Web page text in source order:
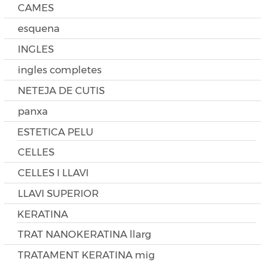
CAMES
esquena
INGLES
ingles completes
NETEJA DE CUTIS
panxa
ESTETICA PELU
CELLES
CELLES I LLAVI
LLAVI SUPERIOR
KERATINA
TRAT NANOKERATINA llarg
TRATAMENT KERATINA mig